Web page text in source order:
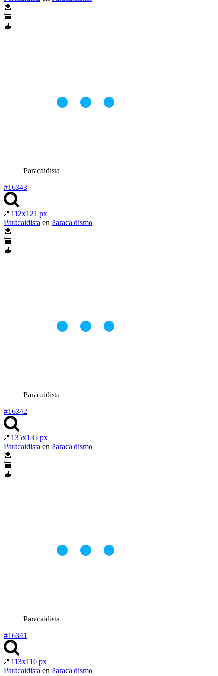
Paracaidista
#16343
112x121 px
Paracaidista en Paracaidismo
Paracaidista
#16342
135x135 px
Paracaidista en Paracaidismo
Paracaidista
#16341
113x110 px
Paracaidista en Paracaidismo